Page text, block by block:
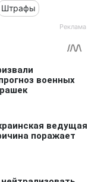
Штрафы